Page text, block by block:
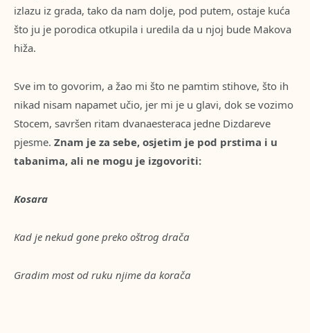
izlazu iz grada, tako da nam dolje, pod putem, ostaje kuća
što ju je porodica otkupila i uredila da u njoj bude Makova
hiža.
Sve im to govorim, a žao mi što ne pamtim stihove, što ih
nikad nisam napamet učio, jer mi je u glavi, dok se vozimo
Stocem, savršen ritam dvanaesteraca jedne Dizdareve
pjesme. Znam je za sebe, osjetim je pod prstima i u
tabanima, ali ne mogu je izgovoriti:
Kosara
Kad je nekud gone preko oštrog drača
Gradim most od ruku njime da korača